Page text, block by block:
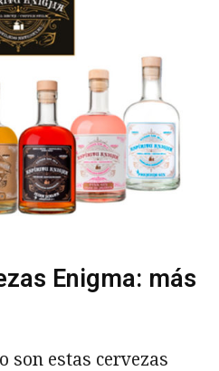
Enigma: más
son estas cervezas